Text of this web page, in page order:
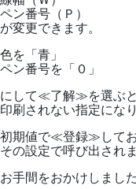
ペン番号（Ｐ）
が変更できます。
色を「青」
ペン番号を「０」
にして≪了解≫を選ぶ
印刷されない指定にな
初期値で≪登録≫して
その設定で呼び出されま
お手間をおかけしました